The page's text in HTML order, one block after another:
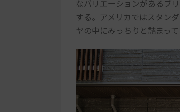
なバリエーションがあるブ
する。アメリカではスタン
ヤの中にみっちりと詰まって